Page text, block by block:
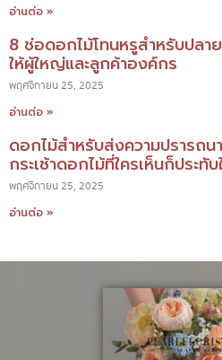
อ่านต่อ »
8 ช่อดอกไม้โทนหรูสำหรับปล
ให้ผู้ใหญ่และลูกค้าองค์กร
พฤศจิกายน 25, 2025
อ่านต่อ »
ดอกไม้สำหรับส่งความปรารถน
กระเช้าดอกไม้ที่ใครเห็นก็ประทับ
พฤศจิกายน 25, 2025
อ่านต่อ »